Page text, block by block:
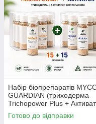
Набір біопрепаратів
GUARDIAN (триходерма
Trichopower Plus +
Біопрепаратів), 15 + 15
флаконів
Готово до відправки